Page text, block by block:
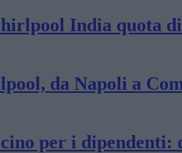
India quota
da Napoli a
per i dipendenti: